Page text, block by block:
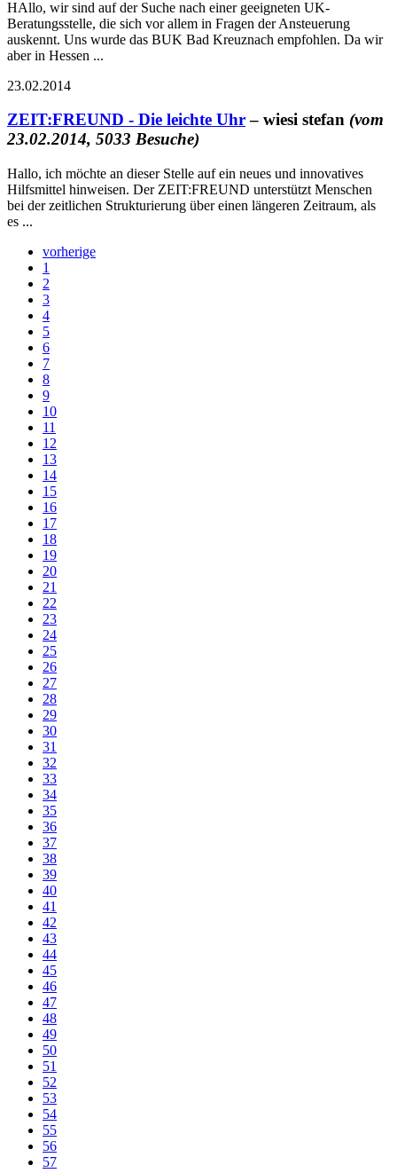
HAllo, wir sind auf der Suche nach einer geeigneten UK-
Beratungsstelle, die sich vor allem in Fragen der Ansteuerung
auskennt. Uns wurde das BUK Bad Kreuznach empfohlen. Da wir
aber in Hessen ...
23.02.2014
ZEIT:FREUND - Die leichte Uhr– wiesi stefan (vom
23.02.2014, 5033 Besuche)
Hallo, ich möchte an dieser Stelle auf ein neues und innovatives
Hilfsmittel hinweisen. Der ZEIT:FREUND unterstützt Menschen
bei der zeitlichen Strukturierung über einen längeren Zeitraum, als
es ...
vorherige
1
2
3
4
5
6
7
8
9
10
11
12
13
14
15
16
17
18
19
20
21
22
23
24
25
26
27
28
29
30
31
32
33
34
35
36
37
38
39
40
41
42
43
44
45
46
47
48
49
50
51
52
53
54
55
56
57